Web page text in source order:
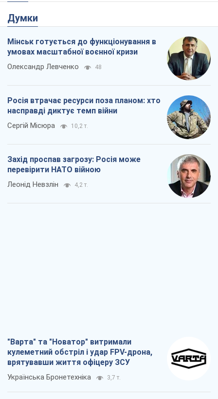
Думки
Мінськ готується до функціонування в
умовах масштабної воєнної кризи
Олександр Левченко 48
Росія втрачає ресурси поза планом: хто
насправді диктує темп війни
Сергій Місюра 10,2 т.
Захід проспав загрозу: Росія може
перевірити НАТО війною
Леонід Невзлін 4,2 т.
"Варта" та "Новатор" витримали
кулеметний обстріл і удар FPV-дрона,
врятувавши життя офіцеру ЗСУ
Українська Бронетехніка 3,7 т.